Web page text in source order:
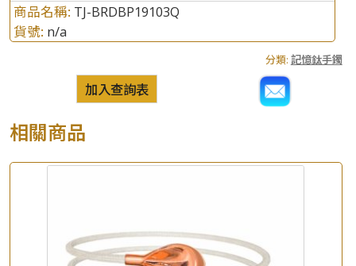
商品名稱: TJ-BRDBP19103Q
貨號: n/a
分類: 記憶鈦手鐲
加入查詢表
相關商品